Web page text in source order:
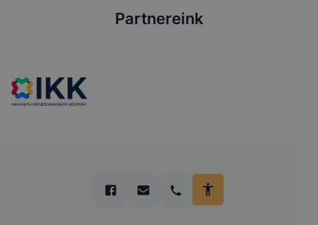
Partnereink